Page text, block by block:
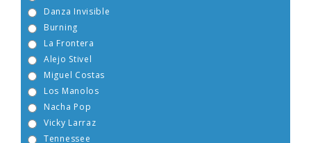
Danza Invisible
Burning
La Frontera
Alejo Stivel
Miguel Costas
Los Manolos
Nacha Pop
Vicky Larraz